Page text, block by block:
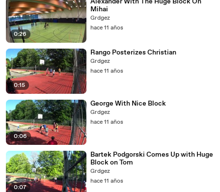
0:26
Mihai
Grdgez
hace 11 años
0:15
Rango Posterizes Christian
Grdgez
hace 11 años
0:06
George With Nice Block
Grdgez
hace 11 años
0:07
Bartek Podgorski Comes Up with Huge
Block on Tom
Grdgez
hace 11 años